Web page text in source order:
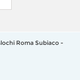
Roma Subiaco -